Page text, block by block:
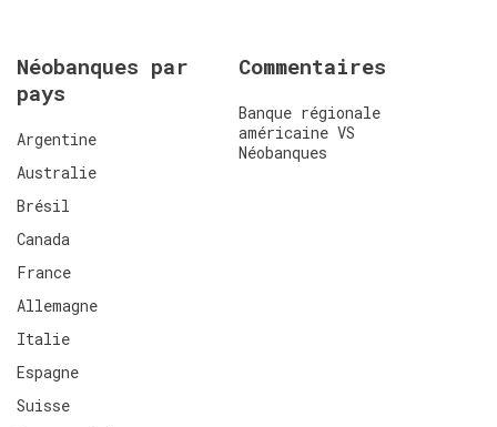
Néobanques par
pays
Argentine
Australie
Brésil
Canada
France
Allemagne
Italie
Espagne
Suisse
Commentaires
Banque régionale
américaine VS
Néobanques